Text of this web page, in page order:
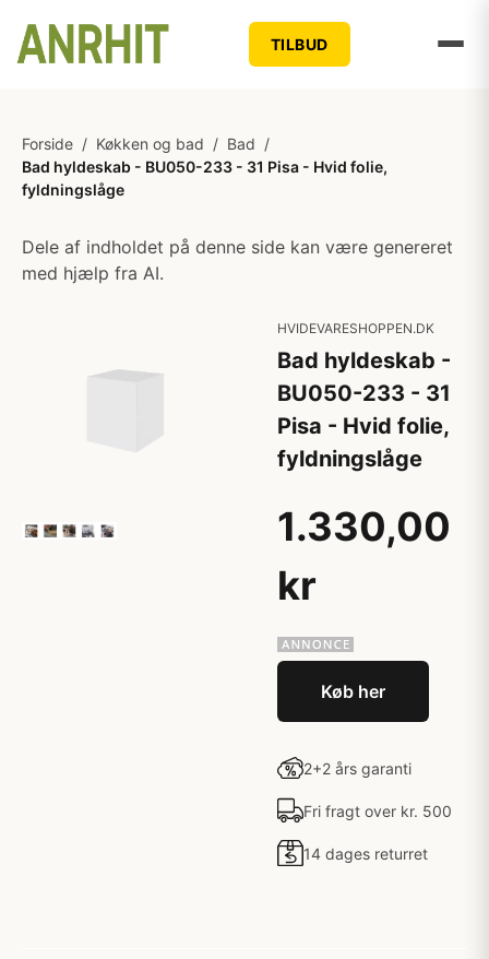
TILBUD
Forside / Køkken og bad / Bad /
Bad hyldeskab - BU050-233 - 31 Pisa - Hvid folie,
fyldningslåge
Dele af indholdet på denne side kan være genereret
med hjælp fra AI.
HVIDEVARESHOPPEN.DK
Bad hyldeskab -
BU050-233 - 31
Pisa - Hvid folie,
fyldningslåge
1.330,00
kr
Køb her
2+2 års garanti
Fri fragt over kr. 500
14 dages returret